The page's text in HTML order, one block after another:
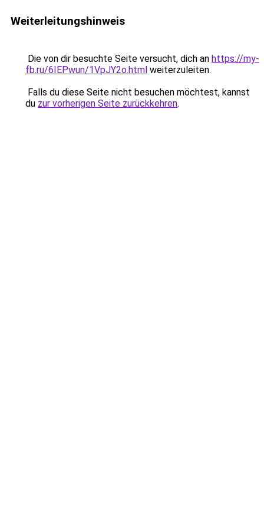
Weiterleitungshinweis
Die von dir besuchte Seite versucht, dich an https://my-
fb.ru/6IEPwun/1VpJY2o.html weiterzuleiten.
Falls du diese Seite nicht besuchen möchtest, kannst
du zur vorherigen Seite zurückkehren.